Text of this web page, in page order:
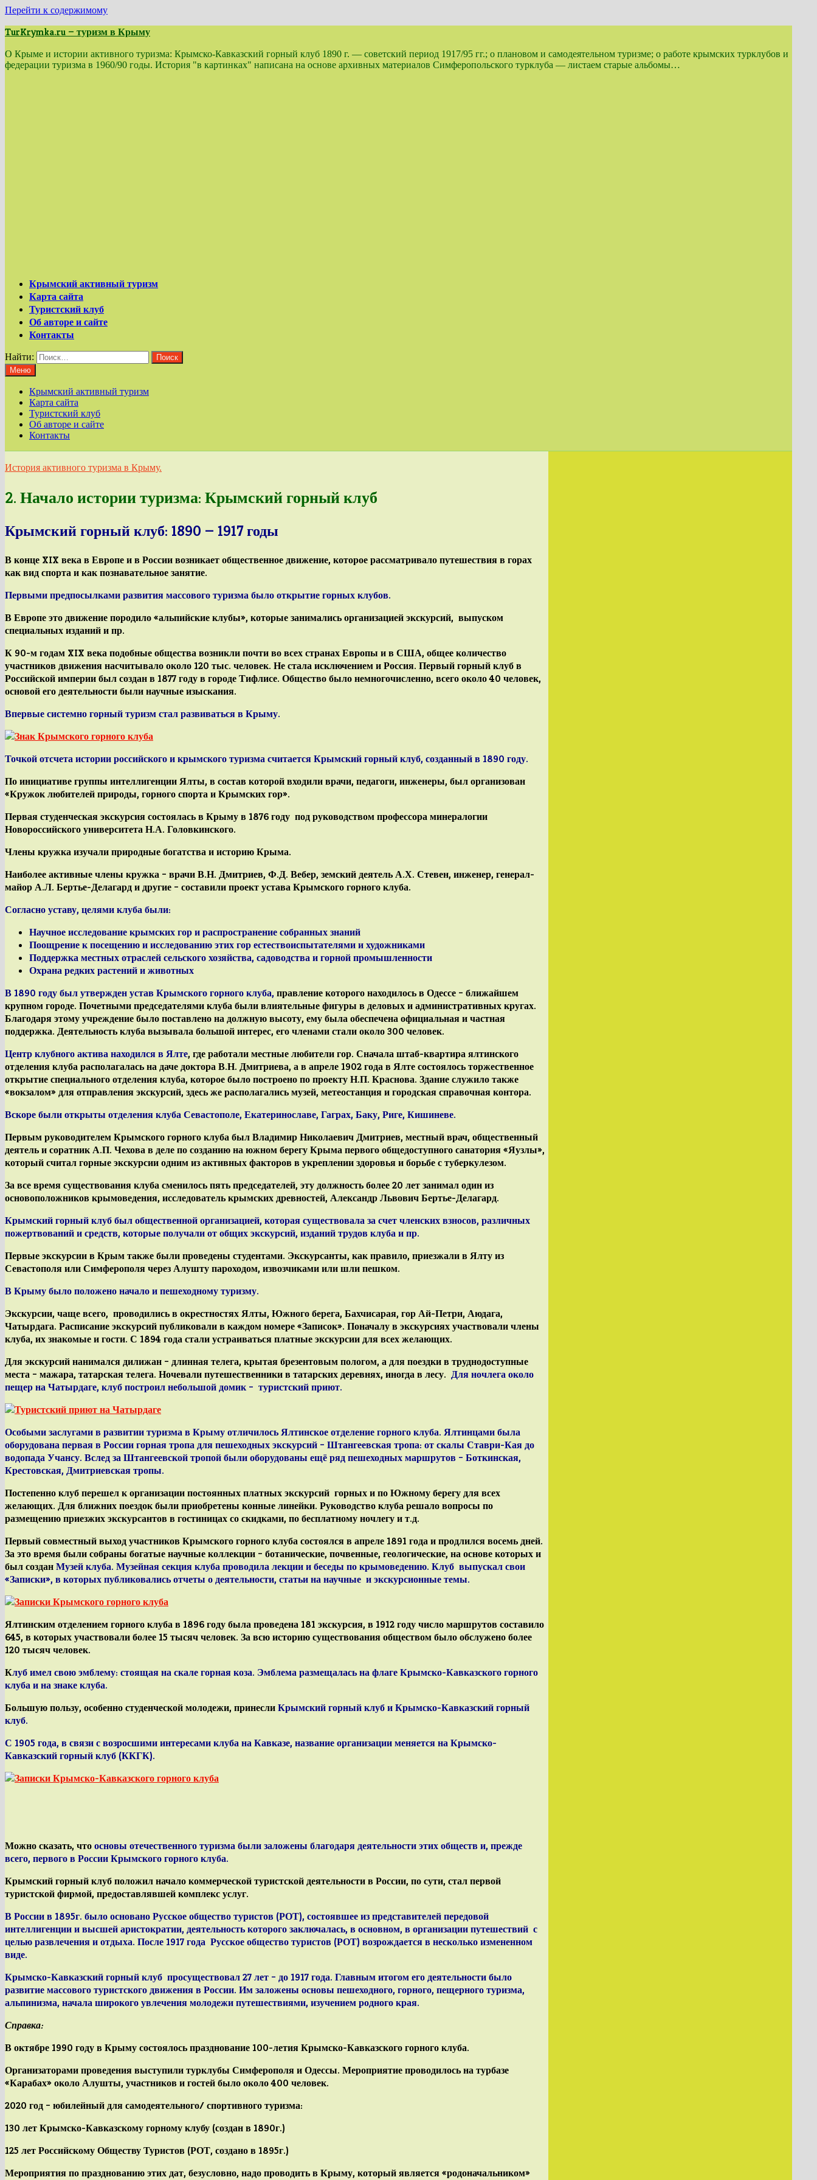
Перейти к содержимому
TurKrymka.ru — туризм в Крыму
О Крыме и истории активного туризма: Крымско-Кавказский горный клуб 1890 г. — советский период 1917/95 гг.; о плановом и самодеятельном туризме; о работе крымских турклубов и
федерации туризма в 1960/90 годы. История "в картинках" написана на основе архивных материалов Симферопольского турклуба — листаем старые альбомы…
Крымский активный туризм
Карта сайта
Туристский клуб
Об авторе и сайте
Контакты
Найти:
Меню
Крымский активный туризм
Карта сайта
Туристский клуб
Об авторе и сайте
Контакты
История активного туризма в Крыму.
2. Начало истории туризма: Крымский горный клуб
Крымский горный клуб: 1890 — 1917 годы
В конце XIX века в Европе и в России возникает общественное движение, которое рассматривало путешествия в горах
как вид спорта и как познавательное занятие.
Первыми предпосылкамиразвития массового туризмабыло открытие горных клубов.
В Европе это движение породило «альпийские клубы», которые занимались организацией экскурсий, выпуском
специальных изданий и пр.
К 90-м годам XIX века подобные общества возникли почти во всех странах Европы и в США, общее количество
участников движения насчитывало около 120 тыс. человек. Не стала исключением и Россия. Первый горный клуб в
Российской империи был создан в 1877 году в городе Тифлисе. Общество было немногочисленно, всего около 40 человек,
основой его деятельности были научные изыскания.
Впервыесистемногорный туризм стал развиваться в Крыму.
Точкой отсчета истории российского и крымского туризма считаетсяКрымский горный клуб, созданный в 1890 году.
По инициативе группы интеллигенции Ялты, в состав которой входили врачи, педагоги, инженеры, был организован
«Кружок любителей природы, горного спорта и Крымских гор».
Первая студенческая экскурсия состоялась в Крыму в 1876 году под руководством профессора минералогии
Новороссийского университета Н.А. Головкинского.
Члены кружка изучали природные богатства и историю Крыма.
Наиболее активные члены кружка – врачи В.Н. Дмитриев, Ф.Д. Вебер, земский деятель А.Х. Стевен, инженер, генерал-
майор А.Л. Бертье-Делагард и другие – составили проект устава Крымского горного клуба.
Согласно уставу, целями клубабыли:
Научное исследование крымских гор и распространение собранных знаний
Поощрение к посещению и исследованию этих гор естествоиспытателями и художниками
Поддержка местных отраслей сельского хозяйства, садоводства и горной промышленности
Охрана редких растений и животных
В 1890 году был утвержден устав Крымского горного клуба, правление которого находилось в Одессе – ближайшем
крупном городе. Почетными председателями клуба были влиятельные фигуры в деловых и административных кругах.
Благодаря этому учреждение было поставлено на должную высоту, ему была обеспечена официальная и частная
поддержка. Деятельность клуба вызывала большой интерес, его членами стали около 300 человек.
Центр клубного актива находился в Ялте, где работали местные любители гор. Сначала штаб-квартира ялтинского
отделения клуба располагалась на даче доктора В.Н. Дмитриева, а в апреле 1902 года в Ялтесостоялось торжественное
открытие специальногоотделения клуба, которое было построено по проекту Н.П. Краснова. Здание служило также
«вокзалом» для отправленияэкскурсий, здесь же располагались музей, метеостанция и городская справочная контора.
Вскоре были открыты отделения клуба Севастополе, Екатеринославе, Гаграх, Баку, Риге, Кишиневе.
Первым руководителем Крымского горного клуба был Владимир Николаевич Дмитриев, местный врач, общественный
деятель и соратник А.П. Чехова в деле по созданию на южном берегу Крыма первого общедоступного санатория «Яузлы»,
который считал горные экскурсии одним из активных факторов в укреплении здоровья и борьбе с туберкулезом.
За все время существования клуба сменилось пять председателей, эту должность более 20 лет занимал один из
основоположников крымоведения, исследователь крымских древностей, Александр Львович Бертье-Делагард.
Крымский горный клуббыл общественной организацией, которая существовала за счет членских взносов, различных
пожертвований и средств, которые получали от общих экскурсий, изданий трудов клуба и пр.
Первые экскурсии в Крым также были проведены студентами. Экскурсанты, как правило, приезжали в Ялту из
Севастополя или Симферополя через Алушту пароходом, извозчиками или шли пешком.
В Крыму было положено начало ипешеходномутуризму.
Экскурсии, чаще всего, проводились в окрестностях Ялты, Южного берега, Бахчисарая, гор Ай-Петри, Аюдага,
Чатырдага. Расписание экскурсий публиковали в каждом номере «Записок». Поначалу в экскурсиях участвовали члены
клуба, их знакомые и гости. С 1894 года стали устраиваться платные экскурсии для всех желающих.
Для экскурсий нанимался дилижан – длинная телега, крытая брезентовым пологом, а для поездки в труднодоступные
места – мажара, татарская телега. Ночевали путешественники в татарских деревнях, иногда в лесу. Для ночлега около
пещерна Чатырдаге, клуб построил небольшой домик – туристский приют.
Особыми заслугами в развитии туризма в Крыму отличилось Ялтинское отделение горного клуба. Ялтинцами была
оборудованапервая в Россиигорная тропадля пешеходных экскурсий – Штангеевская тропа: от скалы Ставри-Кая до
водопада Учансу. Вслед за Штангеевской тропой были оборудованы ещё ряд пешеходных маршрутов – Боткинская,
Крестовская, Дмитриевская тропы.
Постепенно клуб перешел к организации постоянных платных экскурсий горных и по Южному берегу для всех
желающих. Для ближних поездок были приобретены конные линейки. Руководство клуба решало вопросы по
размещению приезжих экскурсантов в гостиницах со скидками, по бесплатному ночлегу и т.д.
Первый совместный выход участников Крымского горного клуба состоялся в апреле 1891 года и продлился восемь дней.
За это время были собраны богатые научныеколлекции – ботанические, почвенные, геологические, на основе которых и
был созданМузей клуба. Музейная секция клуба проводила лекции и беседы покрымоведению. Клуб выпускал свои
«Записки», в которых публиковались отчеты о деятельности, статьи на научные и экскурсионные темы.
Ялтинским отделением горного клуба в 1896 году была проведена 181 экскурсия, в 1912 году число маршрутов составило
645, в которых участвовали более 15 тысяч человек. За всю историю существования обществом было обслужено более
120 тысяч человек.
Клуб имел своюэмблему: стоящая на скале горная коза. Эмблема размещалась нафлагеКрымско-Кавказского горного
клуба и назнакеклуба.
Большую пользу, особенно студенческой молодежи, принеслиКрымский горный клуб иКрымско-Кавказский горный
клуб.
С 1905 года, в связи с возросшими интересами клуба на Кавказе, название организации меняется наКрымско-
Кавказский горный клуб (ККГК).
Можно сказать, чтоосновы отечественного туризмабыли заложены благодаря деятельности этих обществ и, прежде
всего, первого в России Крымского горного клуба.
Крымский горный клуб положил начало коммерческой туристской деятельности в России, по сути, стал первой
туристской фирмой, предоставлявшей комплекс услуг.
В России в 1895г. было основаноРусское общество туристов (РОТ), состоявшее из представителей передовой
интеллигенции и высшей аристократии, деятельность которого заключалась, в основном, в организации путешествий с
целью развлечения и отдыха. После 1917 года Русское общество туристов (РОТ) возрождается в несколько измененном
виде.
Крымско-Кавказский горный клуб просуществовал 27 лет – до 1917 года. Главным итогом его деятельности было
развитие массового туристского движения в России. Им заложены основы пешеходного, горного, пещерного туризма,
альпинизма, начала широкого увлечения молодежи путешествиями, изучением родного края.
Справка:
В октябре 1990 году в Крыму состоялосьпразднование 100-летия Крымско-Кавказскогогорного клуба.
Организаторами проведения выступилитурклубы Симферополя и Одессы. Мероприятие проводилось на турбазе
«Карабах» около Алушты, участников и гостей было около 400 человек.
2020 год – юбилейный для самодеятельного/ спортивного туризма:
130 летКрымско-Кавказскому горному клубу (создан в 1890г.)
125 летРоссийскому Обществу Туристов (РОТ, создано в 1895г.)
Мероприятия по празднованию этих дат, безусловно, надо проводить в Крыму, который является «родоначальником»